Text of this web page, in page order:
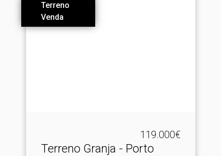
Terreno
Venda
119.000€
Terreno Granja - Porto